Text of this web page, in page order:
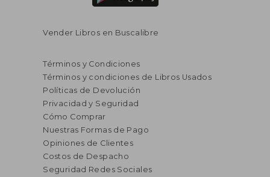
Vender Libros en Buscalibre
Términos y Condiciones
Términos y condiciones de Libros Usados
Políticas de Devolución
Privacidad y Seguridad
Cómo Comprar
Nuestras Formas de Pago
Opiniones de Clientes
Costos de Despacho
Seguridad Redes Sociales